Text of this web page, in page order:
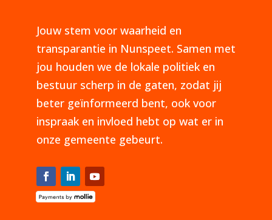
Jouw stem voor waarheid en
transparantie in Nunspeet. Samen met
jou houden we de lokale politiek en
bestuur scherp in de gaten, zodat jij
beter geïnformeerd bent, ook voor
inspraak en invloed hebt op wat er in
onze gemeente gebeurt.